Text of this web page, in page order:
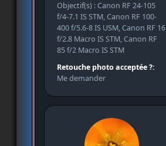
Objectif(s) : Canon RF 24-105
f/4-7.1 IS STM, Canon RF 100-
400 f/5.6-8 IS USM, Canon RF 16
f/2.8 Macro IS STM, Canon RF
85 f/2 Macro IS STM
Retouche photo acceptée ?:
Me demander